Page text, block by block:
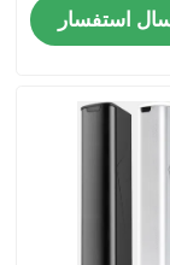
استفسار